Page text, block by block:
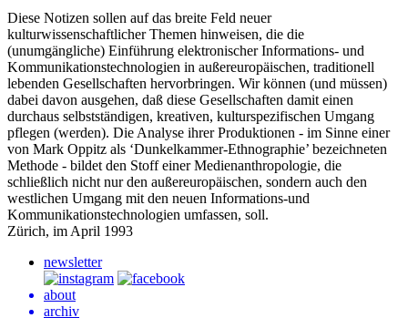
Diese Notizen sollen auf das breite Feld neuer
kulturwissenschaftlicher Themen hinweisen, die die
(unumgängliche) Einführung elektronischer Informations- und
Kommunikationstechnologien in außereuropäischen, traditionell
lebenden Gesellschaften hervorbringen. Wir können (und müssen)
dabei davon ausgehen, daß diese Gesellschaften damit einen
durchaus selbstständigen, kreativen, kulturspezifischen Umgang
pflegen (werden). Die Analyse ihrer Produktionen - im Sinne einer
von Mark Oppitz als ‘Dunkelkammer-Ethnographie’ bezeichneten
Methode - bildet den Stoff einer Medienanthropologie, die
schließlich nicht nur den außereuropäischen, sondern auch den
westlichen Umgang mit den neuen Informations-und
Kommunikationstechnologien umfassen, soll.
Zürich, im April 1993
newsletter
about
archiv